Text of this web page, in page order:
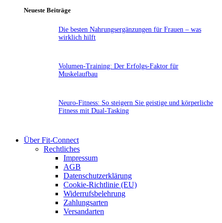
Neueste Beiträge
Die besten Nahrungsergänzungen für Frauen – was
wirklich hilft
Volumen-Training: Der Erfolgs-Faktor für
Muskelaufbau
Neuro-Fitness: So steigern Sie geistige und körperliche
Fitness mit Dual-Tasking
Über Fit-Connect
Rechtliches
Impressum
AGB
Datenschutzerklärung
Cookie-Richtlinie (EU)
Widerrufsbelehrung
Zahlungsarten
Versandarten